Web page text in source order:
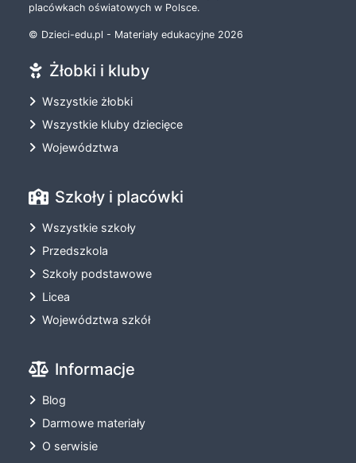
placówkach oświatowych w Polsce.
© Dzieci-edu.pl - Materiały edukacyjne 2026
Żłobki i kluby
Wszystkie żłobki
Wszystkie kluby dziecięce
Województwa
Szkoły i placówki
Wszystkie szkoły
Przedszkola
Szkoły podstawowe
Licea
Województwa szkół
Informacje
Blog
Darmowe materiały
O serwisie